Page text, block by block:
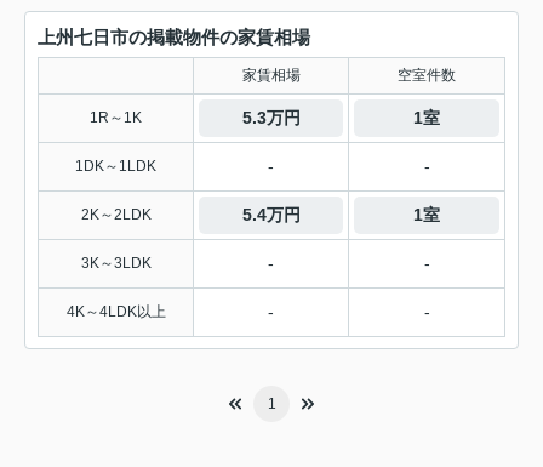
上州七日市の掲載物件の家賃相場
家賃相場 空室件数
1R～1K 5.3万円 1室
1DK～1LDK - -
2K～2LDK 5.4万円 1室
3K～3LDK - -
4K～4LDK以上 - -
1